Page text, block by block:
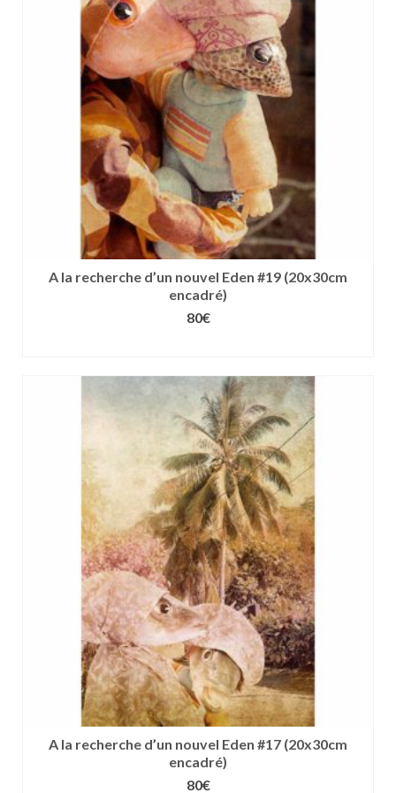
options
peuvent
être
choisies
sur
la
page
du
produit
A la recherche d’un nouvel Eden #19 (20x30cm
encadré)
80€
produit
a
plusieurs
variations.
Les
options
peuvent
être
choisies
sur
la
page
du
produit
A la recherche d’un nouvel Eden #17 (20x30cm
encadré)
80€